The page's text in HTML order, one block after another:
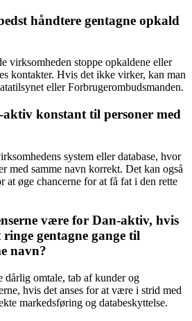
håndtere gentagne opkald
virksomheden stoppe opkaldene eller
kontakter. Hvis det ikke virker, kan man
eller Forbrugerombudsmanden.
konstant til personer med
system eller database, hvor
med samme navn korrekt. Det kan også
at øge chancerne for at få fat i den rette
være for Dan-aktiv, hvis
gentagne gange til
navn?
dårlig omtale, tab af kunder og
hvis det anses for at være i strid med
markedsføring og databeskyttelse.